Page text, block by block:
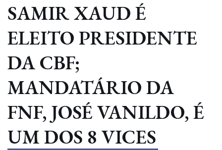
SAMIR XAUD É
ELEITO PRESIDENTE
DA CBF;
MANDATÁRIO DA
FNF, JOSÉ VANILDO, É
UM DOS 8 VICES